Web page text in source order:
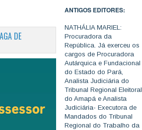
DE
ANTIGOS EDITORES:
NATHÁLIA MARIEL:
Procuradora da
República. Já exerceu os
cargos de Procuradora
Autárquica e Fundacional
do Estado do Pará,
Analista Judiciária do
Tribunal Regional Eleitoral
do Amapá e Analista
Judiciária- Executora de
Mandados do Tribunal
Regional do Trabalho da